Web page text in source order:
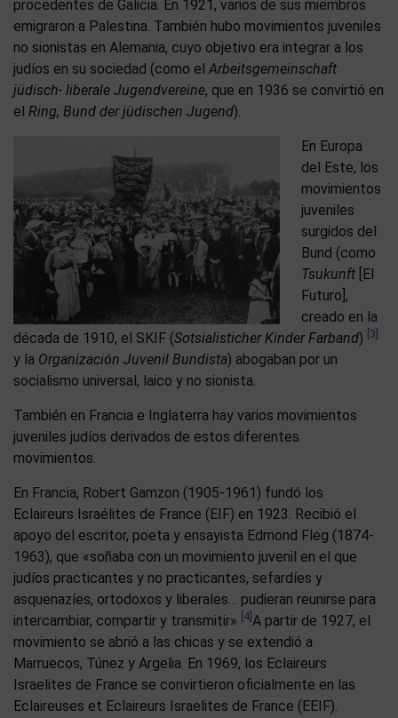
procedentes de Galicia. En 1921, varios de sus miembros
emigraron a Palestina. También hubo movimientos juveniles
no sionistas en Alemania, cuyo objetivo era integrar a los
judíos en su sociedad (como elArbeitsgemeinschaft
jüdisch- liberale Jugendvereine, que en 1936 se convirtió en
el Ring, Bund der jüdischen Jugend).
En Europa
del Este, los
movimientos
juveniles
surgidos del
Bund (como
Tsukunft [El
Futuro],
creado en la
década de 1910, el SKIF (Sotsialisticher Kinder Farband) [3]
y la Organización Juvenil Bundista) abogaban por un
socialismo universal, laico y no sionista.
También en Francia e Inglaterra hay varios movimientos
juveniles judíos derivados de estos diferentes
movimientos.
En Francia, Robert Gamzon (1905-1961) fundó los
Eclaireurs Israélites de France (EIF) en 1923. Recibió el
apoyo del escritor, poeta y ensayista Edmond Fleg (1874-
1963), que «soñaba con un movimiento juvenil en el que
judíos practicantes y no practicantes, sefardíes y
asquenazíes, ortodoxos y liberales… pudieran reunirse para
intercambiar, compartir y transmitir»
[4] A partir de 1927, el
movimiento se abrió a las chicas y se extendió a
Marruecos, Túnez y Argelia. En 1969, los Eclaireurs
Israelites de France se convirtieron oficialmente en las
Eclaireuses et Eclaireurs Israelites de France (EEIF).